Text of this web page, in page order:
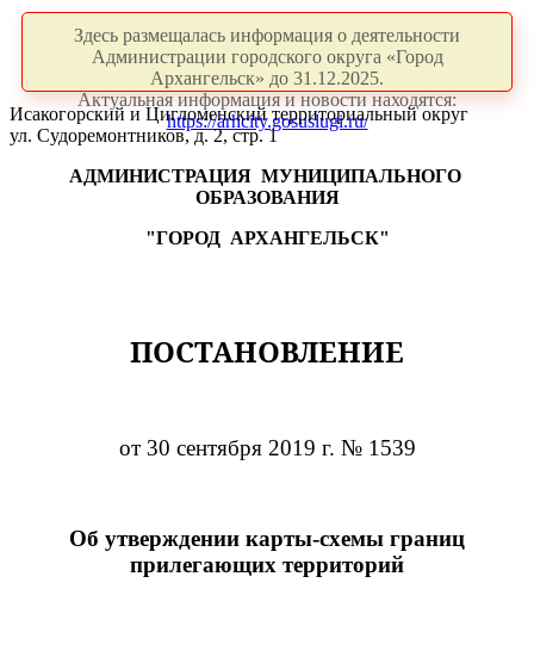
Здесь размещалась информация о деятельности
Администрации городского округа «Город
Архангельск» до 31.12.2025.
Актуальная информация и новости находятся:
https://arhcity.gosuslugi.ru/
Исакогорский и Цигломенский территориальный округ
ул. Судоремонтников, д. 2, стр. 1
АДМИНИСТРАЦИЯ МУНИЦИПАЛЬНОГО
ОБРАЗОВАНИЯ
"ГОРОД АРХАНГЕЛЬСК"
ПОСТАНОВЛЕНИЕ
от 30 сентября 2019 г. № 1539
Об утверждении карты-схемы границ
прилегающих территорий